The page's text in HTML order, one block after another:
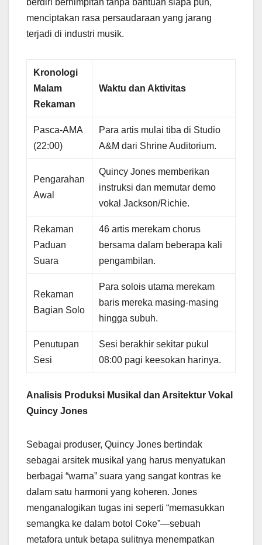
berdiri berhimpitan tanpa bantuan siapa pun,
menciptakan rasa persaudaraan yang jarang
terjadi di industri musik.
Kronologi
Malam
Rekaman
Waktu dan Aktivitas
Pasca-AMA
(22:00)
Para artis mulai tiba di Studio
A&M dari Shrine Auditorium.
Pengarahan
Awal
Quincy Jones memberikan
instruksi dan memutar demo
vokal Jackson/Richie.
Rekaman
Paduan
Suara
46 artis merekam chorus
bersama dalam beberapa kali
pengambilan.
Rekaman
Bagian Solo
Para solois utama merekam
baris mereka masing-masing
hingga subuh.
Penutupan
Sesi
Sesi berakhir sekitar pukul
08:00 pagi keesokan harinya.
Analisis Produksi Musikal dan Arsitektur Vokal
Quincy Jones
Sebagai produser, Quincy Jones bertindak
sebagai arsitek musikal yang harus menyatukan
berbagai “warna” suara yang sangat kontras ke
dalam satu harmoni yang koheren. Jones
menganalogikan tugas ini seperti “memasukkan
semangka ke dalam botol Coke”—sebuah
metafora untuk betapa sulitnya menempatkan